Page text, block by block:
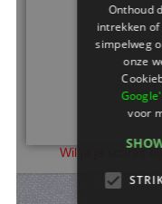
Wil je je scores
Onthoud
intrekken of
simpelweg op
onze
Google's
voor
SHOW
STRIKT